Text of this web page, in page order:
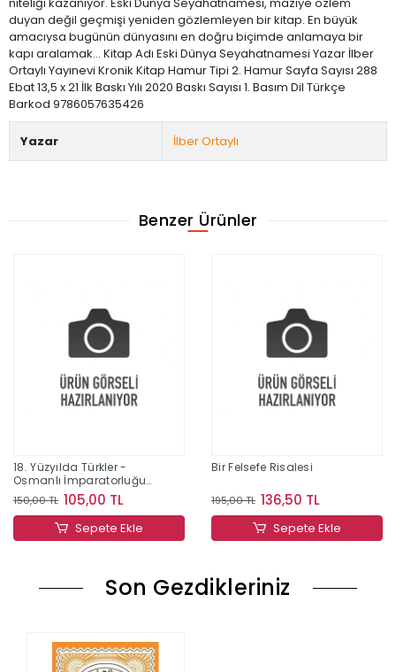
duyan değil geçmişi yeniden gözlemleyen bir kitap. En büyük
amacıysa bugünün dünyasını en doğru biçimde anlamaya bir
kapı aralamak… Kitap Adı Eski Dünya Seyahatnamesi Yazar İlber
Ortaylı Yayınevi Kronik Kitap Hamur Tipi 2. Hamur Sayfa Sayısı 288
Ebat 13,5 x 21 İlk Baskı Yılı 2020 Baskı Sayısı 1. Basım Dil Türkçe
Barkod 9786057635426
Yazar İlber Ortaylı
Benzer Ürünler
18. Yüzyılda Türkler -
Osmanlı İmparatorluğu
ve Kırım Hatıraları
150,00 TL 105,00 TL
Sepete Ekle
Bir Felsefe Risalesi
195,00 TL 136,50 TL
Sepete Ekle
Son Gezdikleriniz